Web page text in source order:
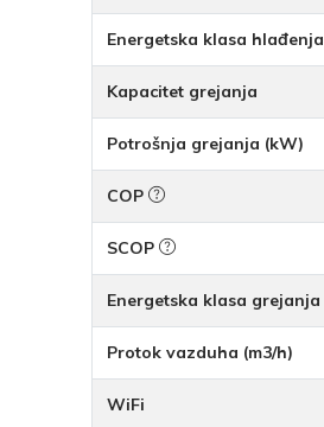
Energetska klasa hlađenja
Kapacitet grejanja
Potrošnja grejanja (kW)
COP
SCOP
Energetska klasa grejanja
Protok vazduha (m3/h)
WiFi